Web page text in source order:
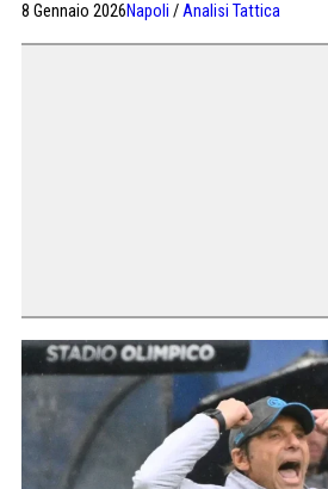
degli ingredienti su cui lavorare
8 Gennaio 2026Napoli /Analisi Tattica